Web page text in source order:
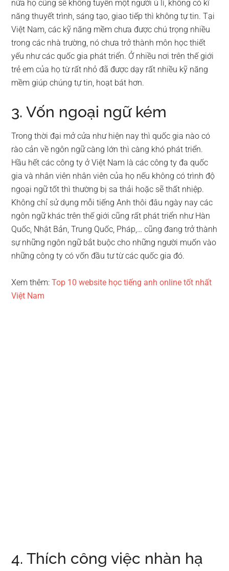
nữa họ cũng sẽ không tuyển một người ù lì, không có kĩ
năng thuyết trình, sáng tạo, giao tiếp thì không tự tin. Tại
Việt Nam, các kỹ năng mềm chưa được chú trọng nhiều
trong các nhà trường, nó chưa trở thành môn học thiết
yếu như các quốc gia phát triển. Ở nhiều nơi trên thế giới
trẻ em của họ từ rất nhỏ đã được dạy rất nhiều kỹ năng
mềm giúp chúng tự tin, hoạt bát hơn.
3. Vốn ngoại ngữ kém
Trong thời đại mở cửa như hiện nay thì quốc gia nào có
rào cản về ngôn ngữ càng lớn thì càng khó phát triển.
Hầu hết các công ty ở Việt Nam là các công ty đa quốc
gia và nhân viên nhân viên của họ nếu không có trình độ
ngoại ngữ tốt thì thường bị sa thải hoặc sẽ thất nhiệp.
Không chỉ sử dụng mỗi tiếng Anh thôi đâu ngày nay các
ngôn ngữ khác trên thế giới cũng rất phát triển như Hàn
Quốc, Nhật Bản, Trung Quốc, Pháp,… cũng đang trở thành
sự những ngôn ngữ bắt buộc cho những người muốn vào
những công ty có vốn đầu tư từ các quốc gia đó.
Xem thêm:Top 10 website học tiếng anh online tốt nhất
Việt Nam
4. Thích công việc nhàn hạ